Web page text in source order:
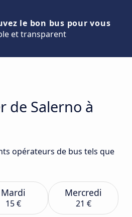
le bon bus pour vous
et transparent
de Salerno à
opérateurs de bus tels que
Mardi
15 €
Mercredi
21 €